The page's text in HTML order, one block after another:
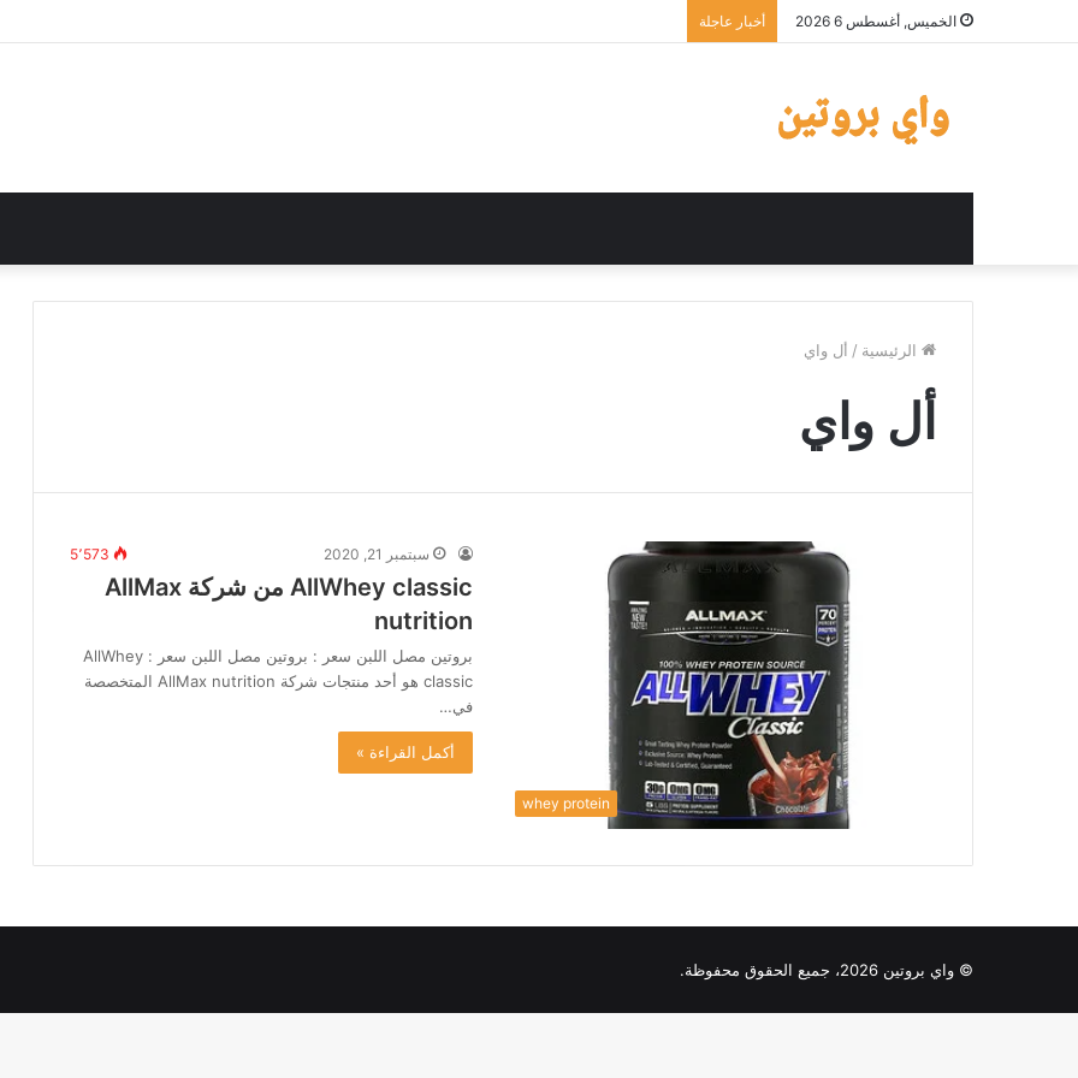
الخميس, أغسطس 6 2026 أخبار عاجلة
الرئيسية / أل واي
أل واي
whey protein
سبتمبر 21, 2020 5٬573
AllWhey classic من شركة AllMax
nutrition
بروتين مصل اللبن سعر : بروتين مصل اللبن سعر : AllWhey
classic هو أحد منتجات شركة AllMax nutrition المتخصصة
في…
أكمل القراءة »
© واي بروتين 2026، جميع الحقوق محفوظة.